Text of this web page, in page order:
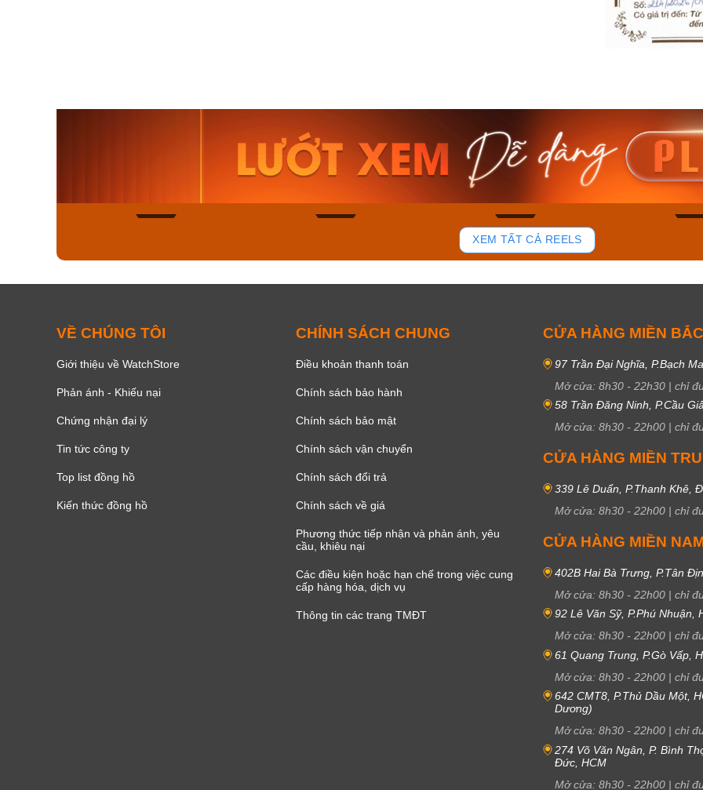
Casio Nam MTS-
115D-1AVDF
2.823.000₫
2.399.550₫
Mua ngay
45
Casio Nam MTS-
RS100L-1AVDF
4.276.000₫
3.634.600₫
Casio
230EL-
Mua
XEM TẤT CẢ REELS
VỀ CHÚNG TÔI
Giới thiệu về WatchStore
Phản ánh - Khiếu nại
Chứng nhận đại lý
Tin tức công ty
Top list đồng hồ
Kiến thức đồng hồ
CHÍNH SÁCH CHUNG
Điều khoản thanh toán
Chính sách bảo hành
Chính sách bảo mật
Chính sách vận chuyển
Chính sách đổi trả
Chính sách về giá
Phương thức tiếp nhận và phản ánh, yêu
cầu, khiêu nại
Các điều kiện hoặc hạn chế trong việc cung
cấp hàng hóa, dịch vụ
Thông tin các trang TMĐT
CỬA HÀNG MIỀN BẮC
97 Trần Đại Nghĩa, P.Bạch
Mở cửa: 8h30 - 22h30 | chỉ
58 Trần Đăng Ninh, P.Cầu
Mở cửa: 8h30 - 22h00 | chỉ
CỬA HÀNG MIỀN
339 Lê Duẩn, P.Thanh Khê,
Mở cửa: 8h30 - 22h00 | chỉ
CỬA HÀNG MIỀN
402B Hai Bà Trưng, P.Tân
Mở cửa: 8h30 - 22h00 | chỉ
92 Lê Văn Sỹ, P.Phú Nhuận,
Mở cửa: 8h30 - 22h00 | chỉ
61 Quang Trung, P.Gò Vấp,
Mở cửa: 8h30 - 22h00 | chỉ
642 CMT8, P.Thủ Dầu Một,
Dương)
Mở cửa: 8h30 - 22h00 | chỉ
274 Võ Văn Ngân, P. Bình
Đức, HCM
Mở cửa: 8h30 - 22h00 | chỉ